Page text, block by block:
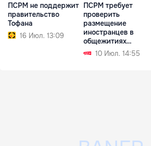
ПСРМ не поддержит
правительство
Тофана
16 Июл. 13:09
ПСРМ требует
проверить
размещение
иностранцев в
общежитиях
Аграрного
университета
10 Июл. 14:55